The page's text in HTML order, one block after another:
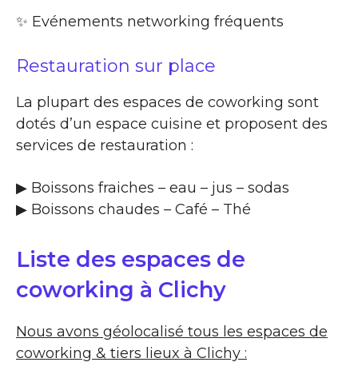
✨​ Evénements networking fréquents
Restauration sur place
La plupart des espaces de coworking sont
dotés d’un espace cuisine et proposent des
services de restauration :
▶​ Boissons fraiches – eau – jus – sodas
▶​ Boissons chaudes – Café – Thé
Liste des espaces de
coworking à Clichy
Nous avons géolocalisé tous les espaces de
coworking & tiers lieux à Clichy :